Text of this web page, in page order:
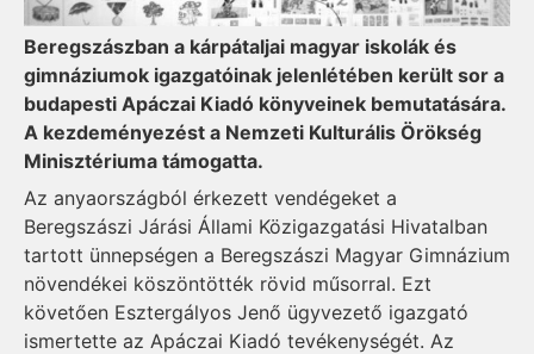
Beregszászban a kárpátaljai magyar iskolák és
gimnáziumok igazgatóinak jelenlétében került sor a
budapesti Apáczai Kiadó köny­veinek bemutatására.
A kezdeményezést a Nemzeti Kulturális Örökség
Minisztériuma támogatta.
Az anyaországból érkezett vendégeket a
Beregszászi Járási Állami Közigazgatási Hivatalban
tartott ünnepségen a Beregszászi Magyar Gimnázium
növendékei köszöntötték rövid műsorral. Ezt
követően Esztergályos Jenő ügyvezető igazgató
ismertette az Apáczai Kiadó tevékenységét. Az